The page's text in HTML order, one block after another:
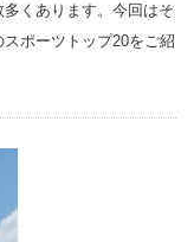
くあります。今回はそ
ポーツトップ20をご紹